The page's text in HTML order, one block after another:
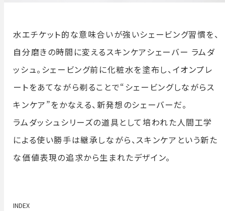
水エチケット的な意味合いが強いシェービング習慣を、
自分磨きの時間に変えるスキンケアシェーバー ラムダ
ッシュ。シェービング前に化粧水を塗布し、イオンプレ
ートをあてながら剃ることで“シェービングしながらス
キンケア”をかなえる、新発想のシェーバーだ。
ラムダッシュシリーズの道具として培われた人間工学
による使い勝手は継承しながら、スキンケアという新た
な価値表現の追求から生まれたデザイン。
INDEX